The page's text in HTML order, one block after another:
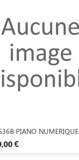
Aperçu rapide
PIANO NUMERIQUE...
€